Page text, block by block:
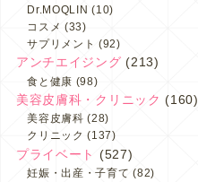
Dr.MOQLIN (10)
コスメ (33)
サプリメント (92)
アンチエイジング (213)
食と健康 (98)
美容皮膚科・クリニック (160)
美容皮膚科 (28)
クリニック (137)
プライベート (527)
妊娠・出産・子育て (82)